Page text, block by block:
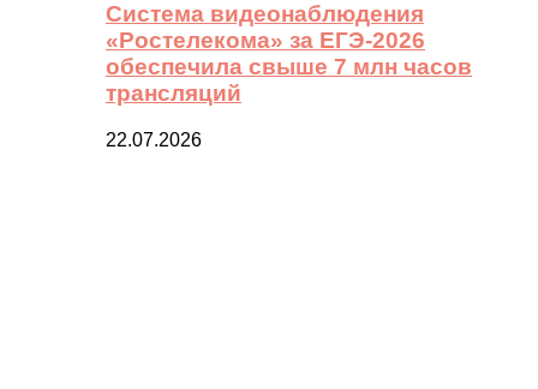
Система видеонаблюдения
«Ростелекома» за ЕГЭ-2026
обеспечила свыше 7 млн часов
трансляций
22.07.2026